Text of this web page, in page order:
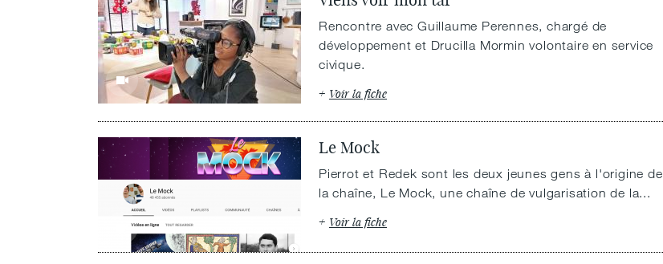
Rencontre avec Guillaume Perennes, chargé de
développement et Drucilla Mormin volontaire en service
civique.
Voir la fiche
Le Mock
Pierrot et Redek sont les deux jeunes gens à l'origine de
la chaîne, Le Mock, une chaîne de vulgarisation de la...
Voir la fiche